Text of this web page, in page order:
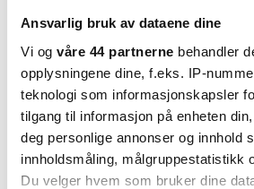
Ansvarlig bruk av dataene dine
Vi og våre 44 partnerne behandler
opplysningene dine, f.eks. IP-
teknologi som informasjonskapsler
tilgang til informasjon på enheten
deg personlige annonser og innhold
innholdsmåling, målgruppestatistikk
Du velger hvem som bruker dine
en global struktur effektiviserer
strømmen av
de sikrer sitt varemerke og
Kontakt oss